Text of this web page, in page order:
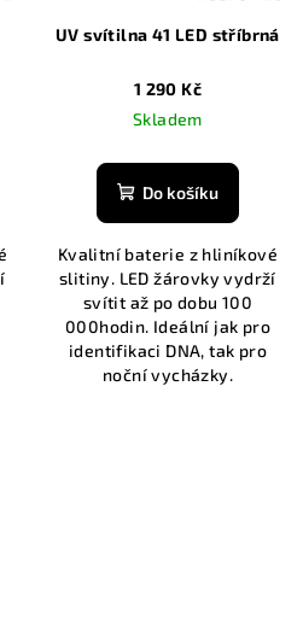
UV svítilna 41 LED stříbrná
1 290 Kč
Skladem
Do košíku
Kvalitní baterie z hliníkové
slitiny. LED žárovky vydrží
svítit až po dobu 100
000hodin. Ideální jak pro
identifikaci DNA, tak pro
noční vycházky.